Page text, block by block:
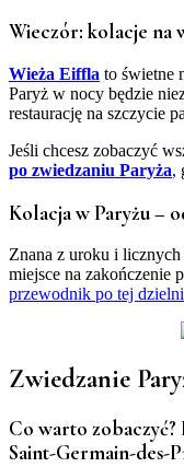
Wieczór: kolacje na
Wieża Eiffla to świetne
Paryż w nocy będzie
restaurację na szczycie
Jeśli chcesz zobaczyć
po zwiedzaniu Paryża,
Kolacja w Paryżu –
Znana z uroku i
miejsce na zakończenie
przewodnik po tej
Zwiedzanie
Co warto
Saint-Germain-des-